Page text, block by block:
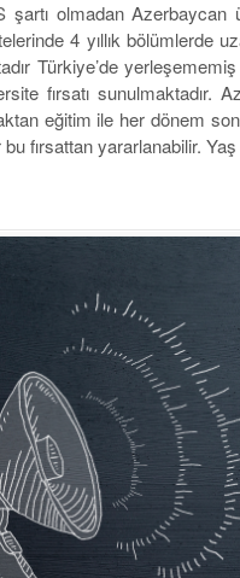
şartı olmadan Azerbaycan
4 yıllık bölümlerde
Türkiye’de
fırsatı sunulmaktadır.
eğitim ile her dönem
fırsattan yararlanabilir. Yaş